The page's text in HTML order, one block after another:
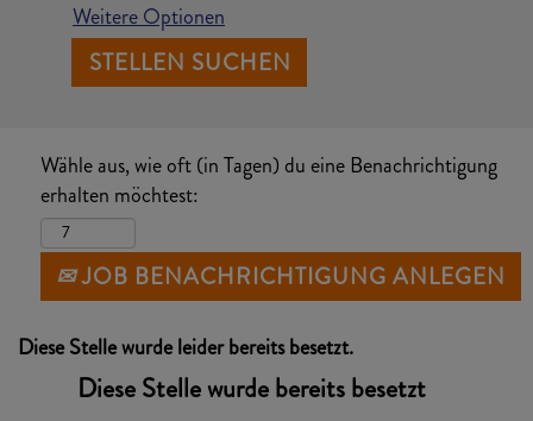
Weitere Optionen
Wähle aus, wie oft (in Tagen) du eine Benachrichtigung
erhalten möchtest:
JOB BENACHRICHTIGUNG ANLEGEN
Diese Stelle wurde leider bereits besetzt.
Diese Stelle wurde bereits besetzt